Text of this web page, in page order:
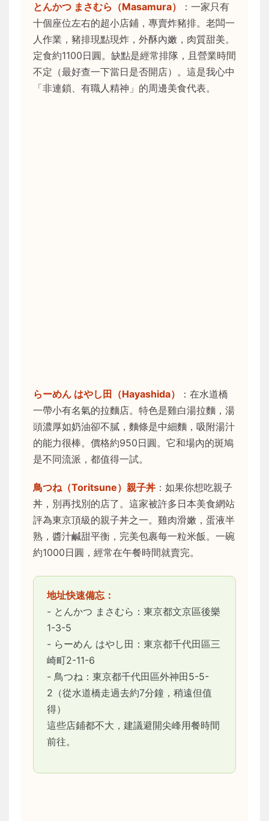
とんかつ まさむら（Masamura）
：一家只有
十個座位左右的超小店鋪，專賣炸豬排。老闆一
人作業，豬排現點現炸，外酥內嫩，肉質甜美。
定食約1100日圓。缺點是經常排隊，且營業時間
不定（最好查一下當日是否開店）。這是我心中
「非連鎖、有職人精神」的周邊美食代表。
らーめん はやし田（Hayashida）
：在水道橋
一帶小有名氣的拉麵店。特色是雞白湯拉麵，湯
頭濃厚如奶油卻不膩，麵條是中細麵，吸附湯汁
的能力很棒。價格約950日圓。它和場內的斑鳩
是不同流派，都值得一試。
鳥つね（Toritsune）親子丼 ：如果你想吃親子
丼，別再找別的店了。這家被許多日本美食網站
評為東京頂級的親子丼之一。雞肉滑嫩，蛋液半
熟，醬汁鹹甜平衡，完美包裹每一粒米飯。一碗
約1000日圓，經常在午餐時間就賣完。
地址快速備忘：
- とんかつ まさむら：東京都文京區後樂
1-3-5
- らーめん はやし田：東京都千代田區三
崎町2-11-6
- 鳥つね：東京都千代田區外神田5-5-
2（從水道橋走過去約7分鐘，稍遠但值
得）
這些店鋪都不大，建議避開尖峰用餐時間
前往。